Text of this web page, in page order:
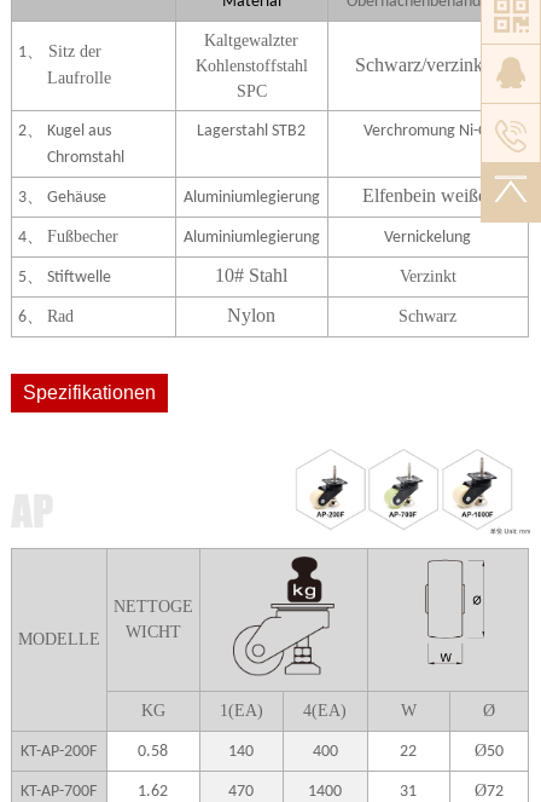
1、
Sitz der
Laufrolle
Kaltgewalzter
Kohlenstoffstahl
SPC
Schwarz/verzinken
2、 Kugel aus
Chromstahl
Lagerstahl STB2 Verchromung Ni-Cr
3、 Gehäuse Aluminiumlegierung Elfenbein weißes
4、 Fußbecher Aluminiumlegierung Vernickelung
5、 Stiftwelle 10# Stahl Verzinkt
6、 Rad Nylon Schwarz
Spezifikationen
MODELLE
NETTOGE
WICHT
KG 1(EA) 4(EA) W Ø
KT-AP-200F 0.58 140 400 22 Ø50
KT-AP-700F 1.62 470 1400 31 Ø72